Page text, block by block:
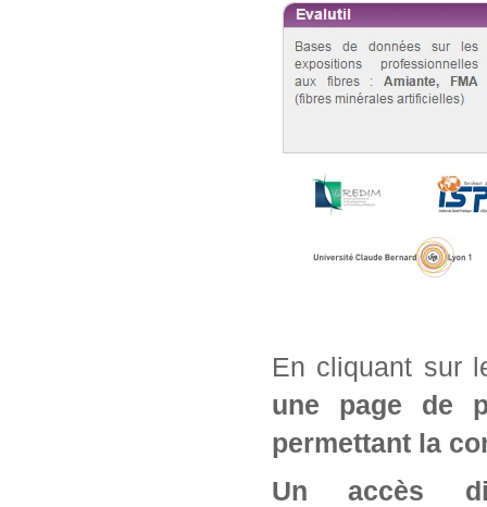
En cliquant sur
une page de
permettant la
Un accès